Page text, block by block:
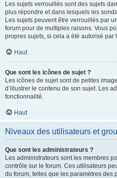
Les sujets verrouillés sont des sujets
plus répondre et dans lesquels les
Les sujets peuvent être verrouillés par
forum pour de multiples raisons. Vous
propres sujets, si cela a été autorisé par
Haut
Que sont les icônes de sujet ?
Les icônes de sujet sont de petites
d’illustrer le contenu de son sujet. Les
fonctionnalité.
Haut
Niveaux des utilisateurs et
Que sont les administrateurs ?
Les administrateurs sont les membres
contrôle sur le forum. Ces utilisateurs
du forum, telles que les paramètres des